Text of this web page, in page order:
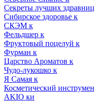
Секреты лучших
Сибирское здоровье к
СКЭМ к
Фельдшер к
Фруктовый поцелуй к
Фурман к
Царство Ароматов к
Чудо-лукошко к
Я Самая к
Косметический
AKIO ки